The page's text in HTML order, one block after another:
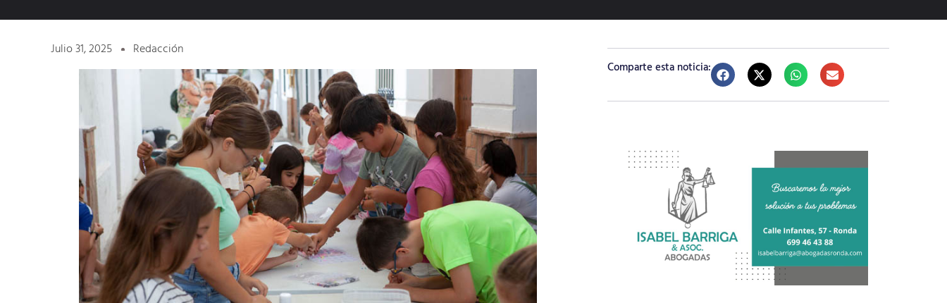
Julio 31, 2025 Redacción
Comparte esta noticia: